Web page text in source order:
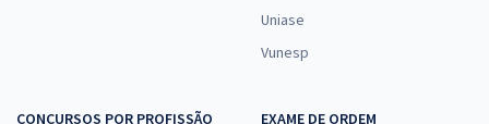
Uniase
Vunesp
CONCURSOS POR PROFISSÃO
EXAME DE ORDEM